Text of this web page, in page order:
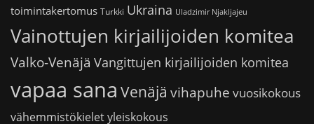
toimintakertomus Turkki Ukraina Uladzimir Njakljajeu
Vainottujen kirjailijoiden komitea
Valko-Venäjä Vangittujen kirjailijoiden komitea
vapaa sana Venäjä vihapuhe vuosikokous
vähemmistökieletyleiskokous